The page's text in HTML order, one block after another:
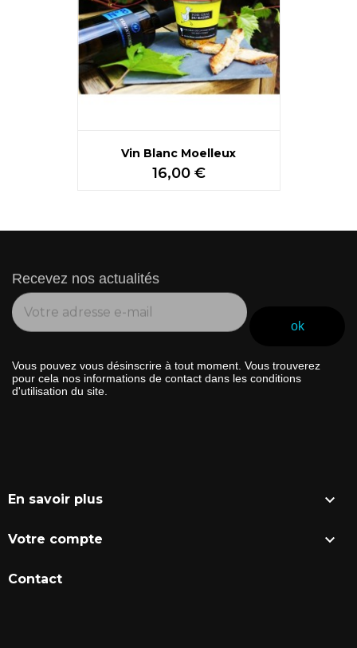
Vin Blanc Moelleux
Prix
16,00 €
Recevez nos actualités
Vous pouvez vous désinscrire à tout moment. Vous trouverez
pour cela nos informations de contact dans les conditions
d'utilisation du site.
En savoir plus 
Votre compte 
Contact